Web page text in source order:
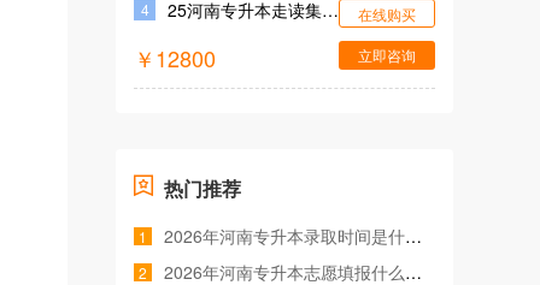
4 25河南专升本走读集训营
￥12800
在线购买
立即咨询
热门推荐
1 2026年河南专升本录取时间是什么时候<
2 2026年河南专升本志愿填报什么时间<